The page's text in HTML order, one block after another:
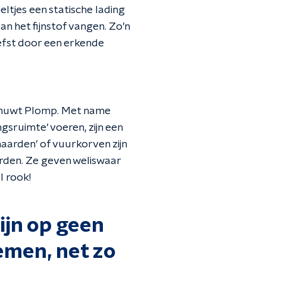
een statische lading
het fijnstof vangen. Zo’n
door een erkende
Plomp. Met name
voeren, zijn een
of vuurkorven zijn
Ze geven weliswaar
rook!
op geen
net zo